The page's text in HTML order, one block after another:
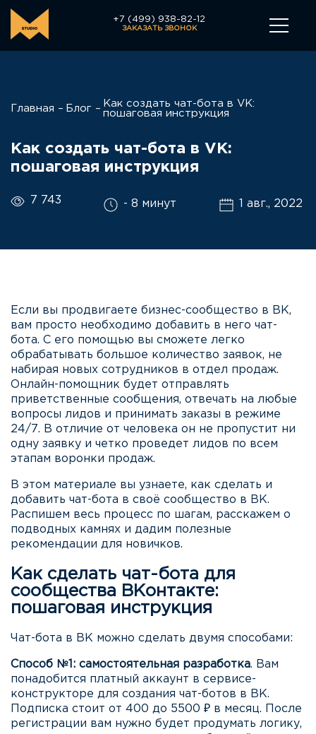
+7 (499) 938-82-12
ЗАКАЗАТЬ ЗВОНОК
Главная Блог
Как создать чат-бота в VK:
пошаговая инструкция
Как создать чат-бота в VK:
пошаговая инструкция
7 743 - 8 минут 1 авг., 2022
Если вы продвигаете бизнес-сообщество в ВК,
вам просто необходимо добавить в него чат-
бота. С его помощью вы сможете легко
обрабатывать большое количество заявок, не
набирая новых сотрудников в отдел продаж.
Онлайн-помощник будет отправлять
приветственные сообщения, отвечать на любые
вопросы лидов и принимать заказы в режиме
24/7. В отличие от человека он не пропустит ни
одну заявку и четко проведет лидов по всем
этапам воронки продаж.
В этом материале вы узнаете, как сделать и
добавить чат-бота в своё сообщество в ВК.
Распишем весь процесс по шагам, расскажем о
подводных камнях и дадим полезные
рекомендации для новичков.
Как сделать чат-бота для
сообщества ВКонтакте:
пошаговая инструкция
Чат-бота в ВК можно сделать двумя способами:
Способ №1: самостоятельная разработка. Вам
понадобится платный аккаунт в сервисе-
конструкторе для создания чат-ботов в ВК.
Подписка стоит от 400 до 5500 ₽ в месяц. После
регистрации вам нужно будет продумать логику,